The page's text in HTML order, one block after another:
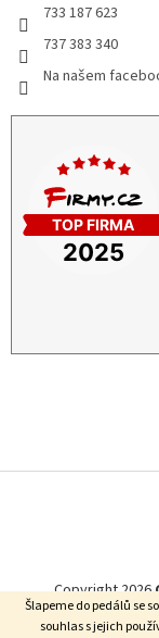
Šlapeme do pedálů se
souhlas s jejich
733 187 623
737 383 340
Na našem
Copyright 2026